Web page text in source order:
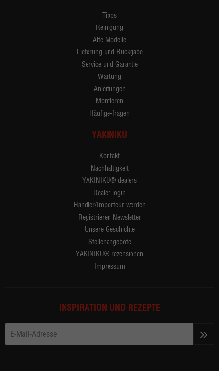
Tipps
Reinigung
Alte Modelle
Lieferung und Rückgabe
Service und Garantie
Wartung
Anleitungen
Montieren
Häufige-fragen
YAKINIKU
Kontakt
Nachhaltigkeit
YAKINIKU® dealers
Dealer login
Händler/Importeur werden
Registrieren Newsletter
Unsere Geschichte
Stellenangebote
YAKINIKU® rezensionen
Impressum
INSPIRATION UND REZEPTE